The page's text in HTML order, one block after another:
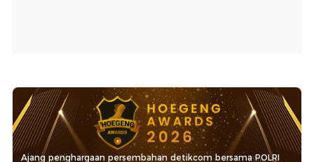
Ajang penghargaan persembahan detikcom bersama POLRI